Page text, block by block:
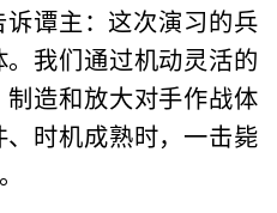
谭主：这次演习的兵
我们通过机动灵活的
造和放大对手作战体
时机成熟时，一击毙